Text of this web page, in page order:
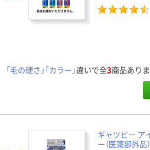
「毛の硬さ」「カラー」違いで全3商品あり
ギャツビー ア
ー（医薬部外